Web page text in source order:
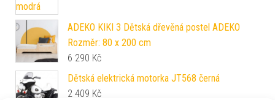
ADEKO KIKI 3 Dětská dřevěná postel ADEKO
Rozměr: 80 x 200 cm
6 290 Kč
Dětská elektrická motorka JT568 černá
2 409 Kč